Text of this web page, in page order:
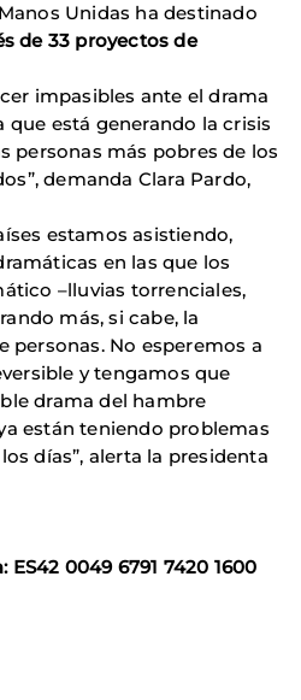
Unidas ha destinado
de 33 proyectos de
impasibles ante el drama
que está generando la crisis
personas más pobres de los
demanda Clara Pardo,
estamos asistiendo,
en las que los
–lluvias torrenciales,
más, si cabe, la
personas. No esperemos a
y tengamos que
drama del hambre
están teniendo problemas
días”, alerta la presidenta
0049 6791 7420 1600